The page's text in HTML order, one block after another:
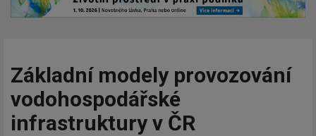
Základní modely provozování
vodohospodářské
infrastruktury v ČR